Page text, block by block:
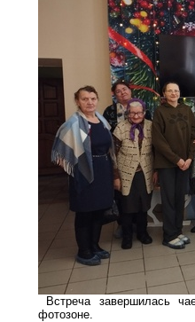
Встреча завершилась
фотозоне.